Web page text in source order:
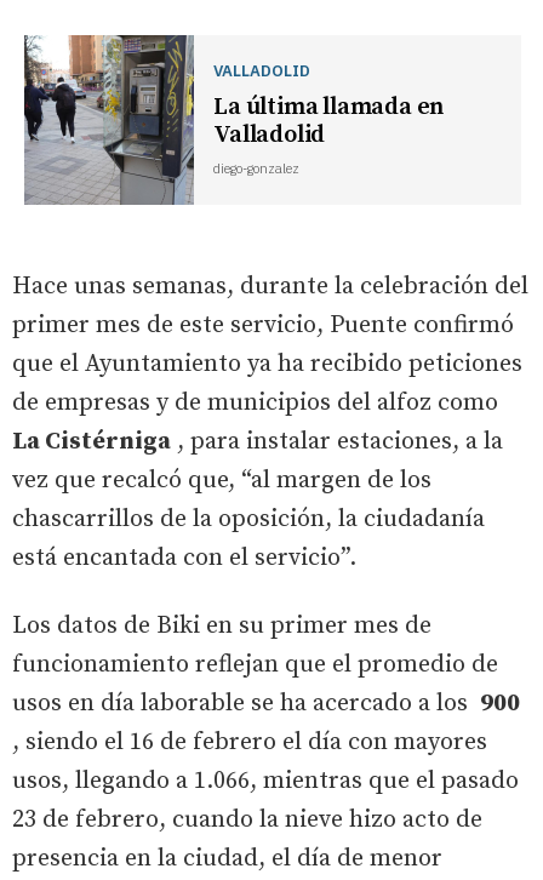
VALLADOLID
La última llamada en
Valladolid
diego-gonzalez
Hace unas semanas, durante la celebración del
primer mes de este servicio, Puente confirmó
que el Ayuntamiento ya ha recibido peticiones
de empresas y de municipios del alfoz como
La Cistérniga , para instalar estaciones, a la
vez que recalcó que, “al margen de los
chascarrillos de la oposición, la ciudadanía
está encantada con el servicio”.
Los datos de Biki en su primer mes de
funcionamiento reflejan que el promedio de
usos en día laborable se ha acercado a los 900
, siendo el 16 de febrero el día con mayores
usos, llegando a 1.066, mientras que el pasado
23 de febrero, cuando la nieve hizo acto de
presencia en la ciudad, el día de menor